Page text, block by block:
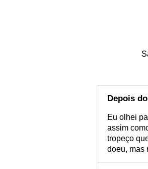
Depois
Eu olhei
assim
tropeço
doeu, mas